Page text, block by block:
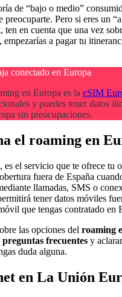
de “bajo o medio”
preocuparte. Pero si eres un
ten en cuenta que una vez
empezarías a pagar tu
conectado en Europa
en Europa es la eSIM
y puedes tener datos
sin preocupaciones.
el roaming en
, es el servicio que te ofrece tu
fuera de España
llamadas, SMS o
tener datos móviles
que tengas contratado en
las opciones del roaming
preguntas frecuentes y
duda alguna.
en La Unión